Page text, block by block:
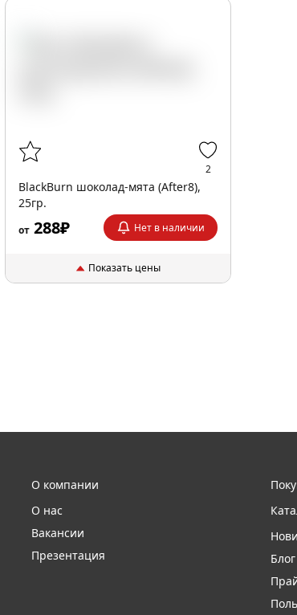
2
BlackBurn шоколад-мята (After8),
25гр.
от 288₽ Нет в наличии
Показать цены
О компании
О нас
Вакансии
Презентация
Блог